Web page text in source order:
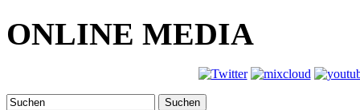
ONLINE MEDIA
Suchen